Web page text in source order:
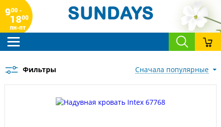
900 -
1800
пн-пт
Фильтры сначала популярные